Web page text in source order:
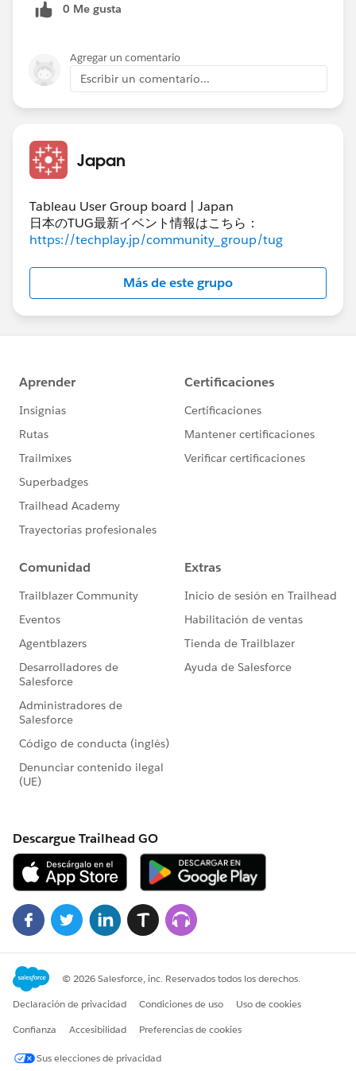
0 Me gusta
Agregar un comentario
Escribir un comentario...
Japan
Tableau User Group board | Japan
日本のTUG最新イベント情報はこちら：
https://techplay.jp/community_group/tug
Más de este grupo